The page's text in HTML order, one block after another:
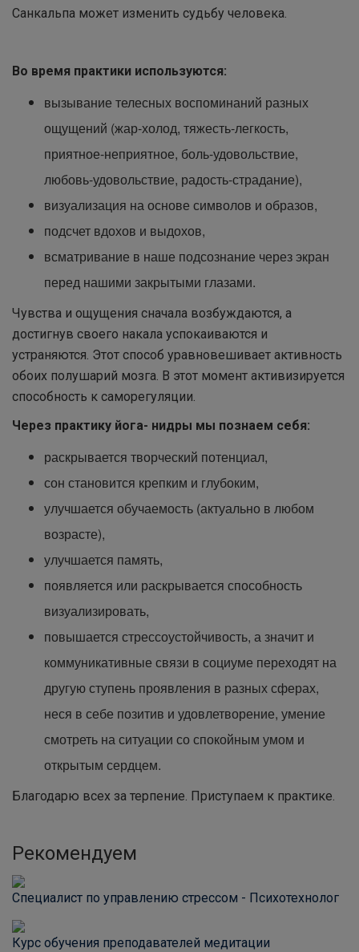
Санкальпа может изменить судьбу человека.
Во время практики используются:
вызывание телесных воспоминаний разных
ощущений (жар-холод, тяжесть-легкость,
приятное-неприятное, боль-удовольствие,
любовь-удовольствие, радость-страдание),
визуализация на основе символов и образов,
подсчет вдохов и выдохов,
всматривание в наше подсознание через экран
перед нашими закрытыми глазами.
Чувства и ощущения сначала возбуждаются, а
достигнув своего накала успокаиваются и
устраняются. Этот способ уравновешивает активность
обоих полушарий мозга. В этот момент активизируется
способность к саморегуляции.
Через практику йога- нидры мы познаем себя:
раскрывается творческий потенциал,
сон становится крепким и глубоким,
улучшается обучаемость (актуально в любом
возрасте),
улучшается память,
появляется или раскрывается способность
визуализировать,
повышается стрессоустойчивость, а значит и
коммуникативные связи в социуме переходят на
другую ступень проявления в разных сферах,
неся в себе позитив и удовлетворение, умение
смотреть на ситуации со спокойным умом и
открытым сердцем.
Благодарю всех за терпение. Приступаем к практике.
Рекомендуем
Специалист по управлению стрессом - Психотехнолог
Курс обучения преподавателей медитации